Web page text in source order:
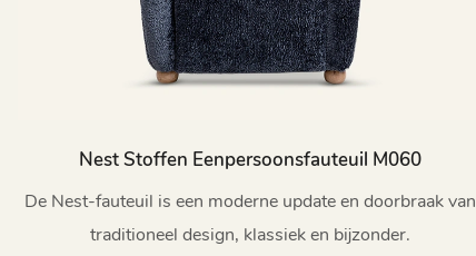
Nest Stoffen Eenpersoonsfauteuil M060
De Nest-fauteuil is een moderne update en doorbraak van
traditioneel design, klassiek en bijzonder.